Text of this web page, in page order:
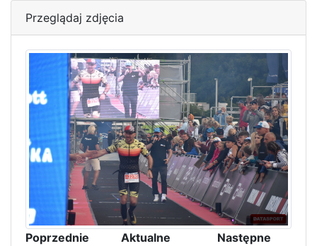
Przeglądaj zdjęcia
Poprzednie Aktualne Następne